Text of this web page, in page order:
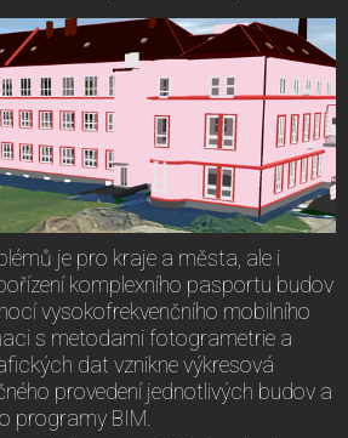
je pro kraje a města, ale i
komplexního pasportu budov
vysokofrekvenčního mobilního
s metodami fotogrametrie a
dat vznikne výkresová
provedení jednotlivých budov a
programy BIM.